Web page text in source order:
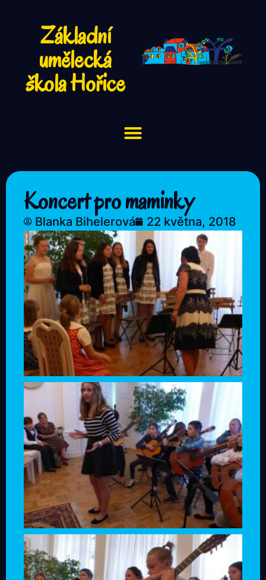
Základní
umělecká
škola Hořice
Koncert pro maminky
Blanka Bihelerová 22 května, 2018